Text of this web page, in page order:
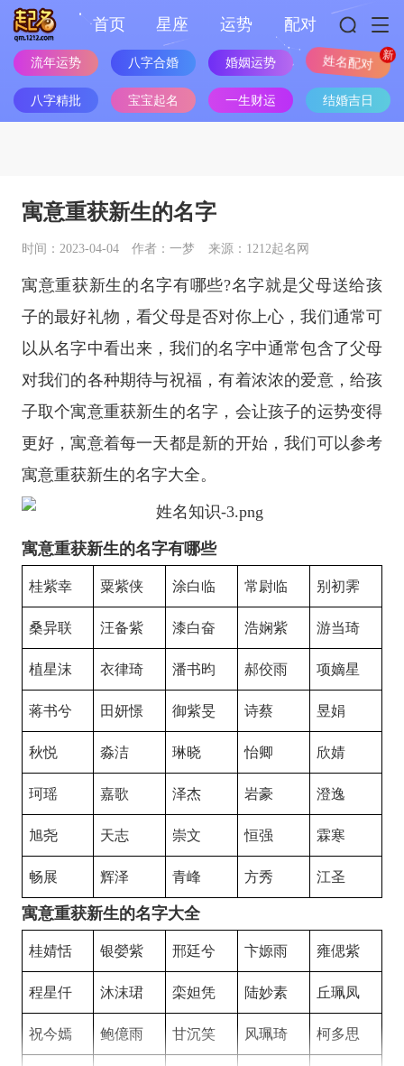
首页 星座 运势 配对
流年运势 八字合婚 婚姻运势 姓名配对
八字精批 宝宝起名 一生财运 结婚吉日
寓意重获新生的名字
时间：2023-04-04 作者：一梦 来源：1212起名网
寓意重获新生的名字有哪些?名字就是父母送给孩
子的最好礼物，看父母是否对你上心，我们通常可
以从名字中看出来，我们的名字中通常包含了父母
对我们的各种期待与祝福，有着浓浓的爱意，给孩
子取个寓意重获新生的名字，会让孩子的运势变得
更好，寓意着每一天都是新的开始，我们可以参考
寓意重获新生的名字大全。
寓意重获新生的名字有哪些
桂紫幸 粟紫侠 涂白临 常尉临 别初霁
桑异联 汪备紫 漆白奋 浩娴紫 游当琦
植星沫 衣律琦 潘书昀 郝佼雨 项嫡星
蒋书兮 田妍憬 御紫旻 诗蔡 昱娟
秋悦 淼洁 琳晓 怡卿 欣婧
珂瑶 嘉歌 泽杰 岩豪 澄逸
旭尧 天志 崇文 恒强 霖寒
畅展 辉泽 青峰 方秀 江圣
寓意重获新生的名字大全
桂婧恬 银嫈紫 邢廷兮 卞嫄雨 雍偲紫
程星仟 沐沫珺 栾妲凭 陆妙素 丘珮凤
祝今嫣 鲍億雨 甘沉笑 风珮琦 柯多思